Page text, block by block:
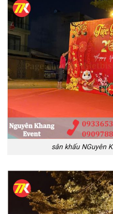
sân khấu NGuyên